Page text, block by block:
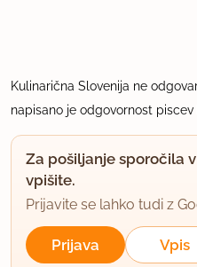
Kulinarična Slovenija ne
napisano je odgovornost piscev
Za pošiljanje sporočila
vpišite.
Prijavite se lahko tudi z
Prijava Vpis